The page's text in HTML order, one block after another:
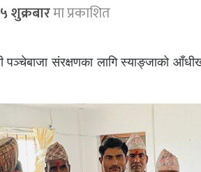
शुक्रबारमा प्रकाशित
पञ्चेबाजा संरक्षणका लागि स्याङ्जाको